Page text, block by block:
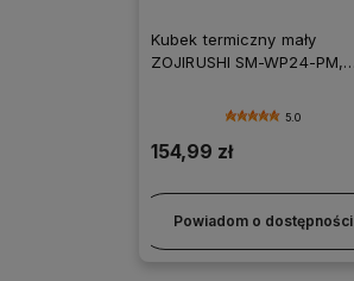
Kubek termiczny mały
ZOJIRUSHI SM-WP24-PM,
5.0
154,99 zł
Powiadom o dostępności